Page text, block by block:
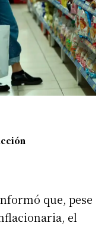
que, pese
el